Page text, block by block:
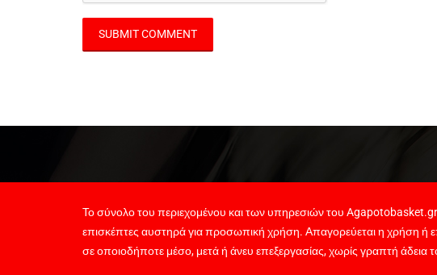
Το σύνολο του περιεχομένου και των υπηρεσιών του Agapotobasket.gr
επισκέπτες αυστηρά για προσωπική χρήση. Απαγορεύεται η χρήση ή
σε οποιοδήποτε μέσο, μετά ή άνευ επεξεργασίας, χωρίς γραπτή άδεια